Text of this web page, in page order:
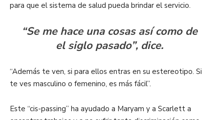
para que el sistema de salud pueda brindar el servicio.
“Se me hace una cosas así como de
el siglo pasado”, dice.
“Además te ven, si para ellos entras en su estereotipo. Si
te ves masculino o femenino, es más fácil”.
Este “cis-passing” ha ayudado a Maryam y a Scarlett a